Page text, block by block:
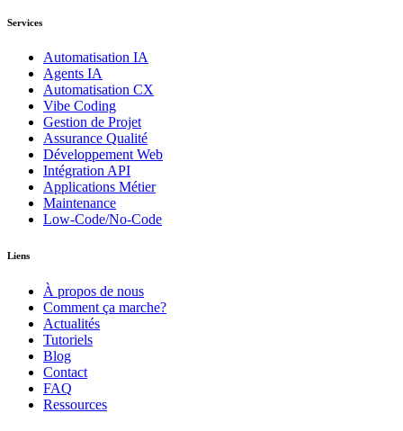
Services
Automatisation IA
Agents IA
Automatisation CX
Vibe Coding
Gestion de Projet
Assurance Qualité
Développement Web
Intégration API
Applications Métier
Maintenance
Low-Code/No-Code
Liens
À propos de nous
Comment ça marche?
Actualités
Tutoriels
Blog
Contact
FAQ
Ressources